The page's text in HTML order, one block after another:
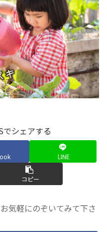
でシェアする
LINE
コピー
気軽にのぞいてみて下さ